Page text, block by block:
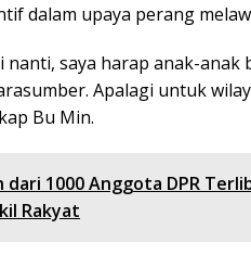
dalam upaya perang
nanti, saya harap anak-anak
Apalagi untuk
Bu Min.
dari 1000 Anggota DPR
Rakyat